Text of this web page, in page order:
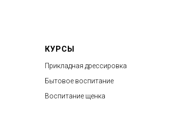
КУРСЫ
Прикладная дрессировка
Бытовое воспитание
Воспитание щенка